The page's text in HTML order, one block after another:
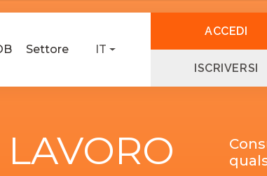
Settore IT
ACCEDI
ISCRIVERSI